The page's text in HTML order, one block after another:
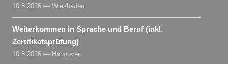
10.8.2026 — Wiesbaden
Weiterkommen in Sprache und Beruf (inkl.
Zertifikatsprüfung)
10.8.2026 — Hannover